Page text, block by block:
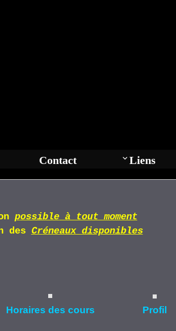
Contact Liens
possibleà tout moment
des Créneaux disponibles
Horaires des cours Profil